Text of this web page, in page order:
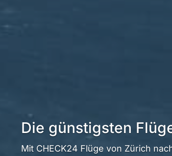
Die günstigsten
Mit CHECK24 Flüge von Zürich